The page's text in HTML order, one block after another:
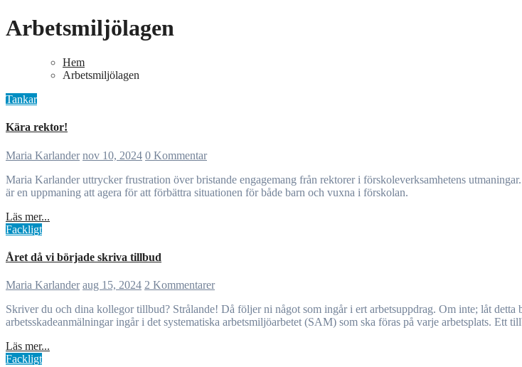
Arbetsmiljölagen
Hem
Arbetsmiljölagen
Tankar
Kära rektor!
Maria Karlander nov 10, 2024 0 Kommentar
Maria Karlander uttrycker frustration över bristande engagemang från rektorer i förskoleverksamhetens utmaningar. Maria uppmanar rektor att lyfta frågor om budget och arbetsmiljö, samt stödja personalen. Det
är en uppmaning att agera för att förbättra situationen för både barn och vuxna i förskolan.
Läs mer...
Fackligt
Året då vi började skriva tillbud
Maria Karlander aug 15, 2024 2 Kommentarer
Skriver du och dina kollegor tillbud? Strålande! Då följer ni något som ingår i ert arbetsuppdrag. Om inte; låt detta bli det läsår då ni börjar skriva dem! Att låta bli, är inte ett alternativ. Att skriva tillbud samt
arbetsskadeanmälningar ingår i det systematiska arbetsmiljöarbetet (SAM) som ska föras på varje arbetsplats. Ett
Läs mer...
Fackligt